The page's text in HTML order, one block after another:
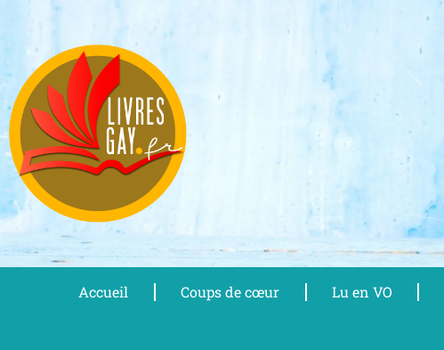
Aller
contenu
Accueil Coups de cœur Lu en VO